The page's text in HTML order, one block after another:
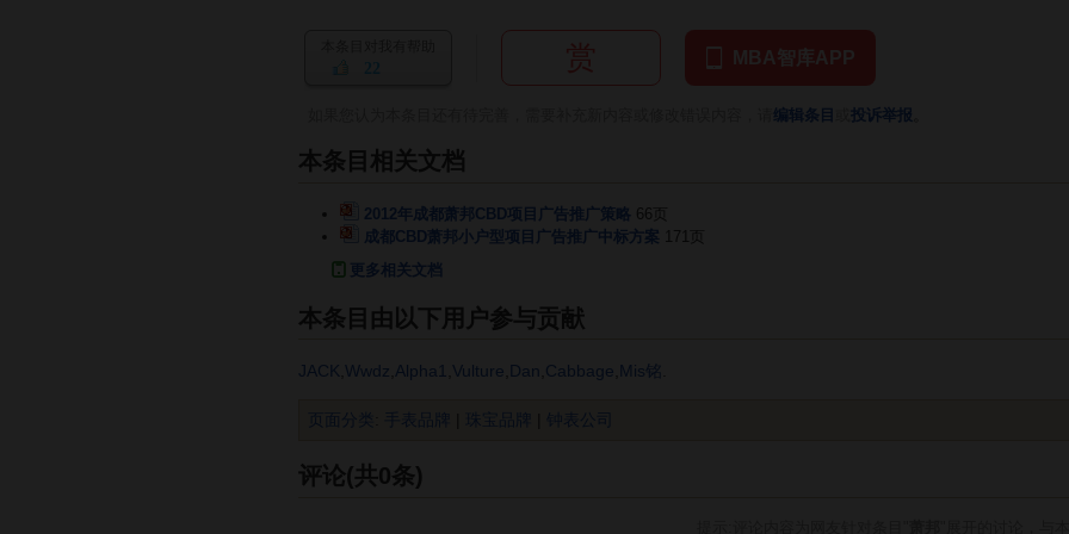
22
编辑条目 投诉举报
本条目相关文档
2012年成都萧邦CBD项目广告推广策略
成都CBD萧邦小户型项目广告推广中标方案 171页
更多相关文档
本条目由以下用户参与贡献
JACK Wwdz Alpha1 Vulture Dan Cabbage Mis铭
页面分类 手表品牌 珠宝品牌 钟表公司
评论(共0条)